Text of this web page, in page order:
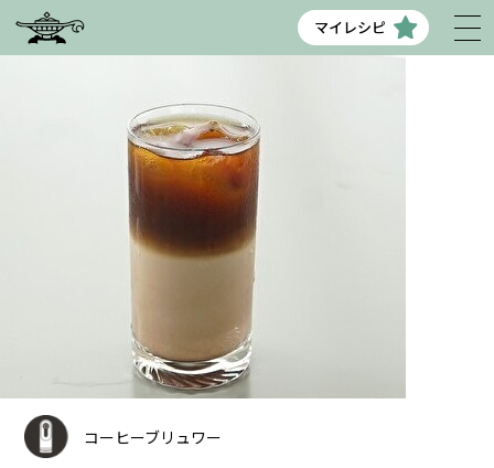
マイレシピ
コーヒーブリュワー